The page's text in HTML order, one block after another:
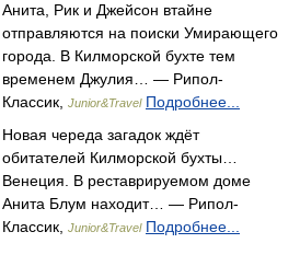
Анита, Рик и Джейсон втайне
отправляются на поиски Умирающего
города. В Килморской бухте тем
временем Джулия… — Рипол-
Классик,
Junior&Travel Подробнее...
Новая череда загадок ждёт
обитателей Килморской бухты…
Венеция. В реставрируемом доме
Анита Блум находит… — Рипол-
Классик,
Junior&Travel Подробнее...